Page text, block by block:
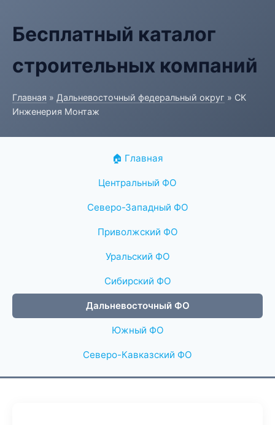
Бесплатный каталог
строительных компаний
Главная » Дальневосточный федеральный округ » СК
Инженерия Монтаж
🏠 Главная
Центральный ФО
Северо-Западный ФО
Приволжский ФО
Уральский ФО
Сибирский ФО
Дальневосточный ФО
Южный ФО
Северо-Кавказский ФО